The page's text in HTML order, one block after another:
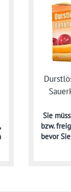
Sie
bzw.
bevor